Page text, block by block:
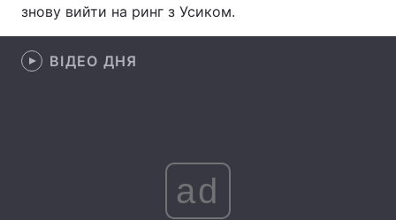
Інтерв'ю
знову вийти на ринг з Усиком.
ВІДЕО ДНЯ
ad